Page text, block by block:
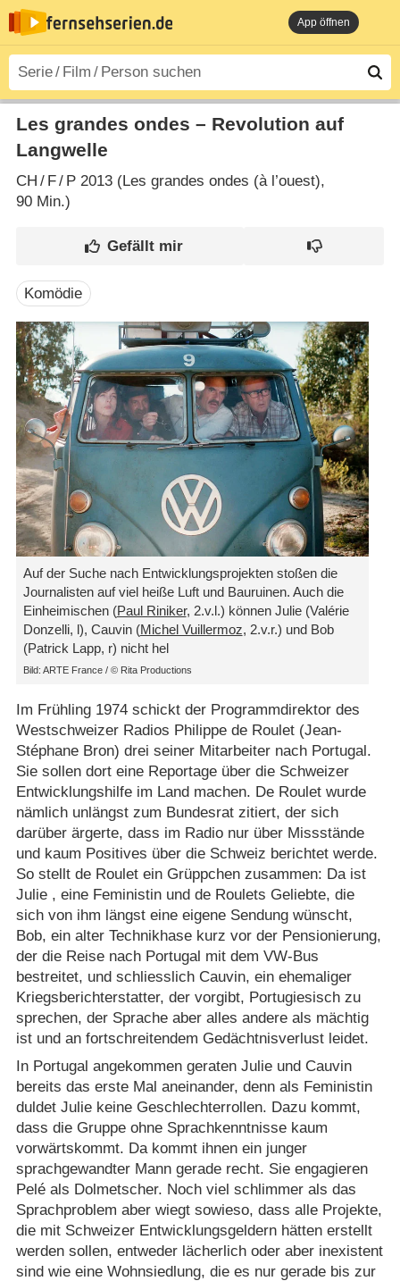
App öffnen
Les grandes ondes – Revolution auf
Langwelle
CH / F/ P2013 (Les grandes ondes (à l’ouest)‎,
90 Min.)
Komödie
Auf der Suche nach Entwicklungsprojekten stoßen die
Journalisten auf viel heiße Luft und Bauruinen. Auch die
Einheimischen (Paul Riniker, 2.v.l.) können Julie (Valérie
Donzelli, l), Cauvin (Michel Vuillermoz, 2.v.r.) und Bob
(Patrick Lapp, r) nicht hel
Bild: ARTE France /​ © Rita Productions
Im Frühling 1974 schickt der Programmdirektor des
Westschweizer Radios Philippe de Roulet (Jean-
Stéphane Bron) drei seiner Mitarbeiter nach Portugal.
Sie sollen dort eine Reportage über die Schweizer
Entwicklungshilfe im Land machen. De Roulet wurde
nämlich unlängst zum Bundesrat zitiert, der sich
darüber ärgerte, dass im Radio nur über Missstände
und kaum Positives über die Schweiz berichtet werde.
So stellt de Roulet ein Grüppchen zusammen: Da ist
Julie , eine Feministin und de Roulets Geliebte, die
sich von ihm längst eine eigene Sendung wünscht,
Bob, ein alter Technikhase kurz vor der Pensionierung,
der die Reise nach Portugal mit dem VW-Bus
bestreitet, und schliesslich Cauvin, ein ehemaliger
Kriegsberichterstatter, der vorgibt, Portugiesisch zu
sprechen, der Sprache aber alles andere als mächtig
ist und an fortschreitendem Gedächtnisverlust leidet.
In Portugal angekommen geraten Julie und Cauvin
bereits das erste Mal aneinander, denn als Feministin
duldet Julie keine Geschlechterrollen. Dazu kommt,
dass die Gruppe ohne Sprachkenntnisse kaum
vorwärtskommt. Da kommt ihnen ein junger
sprachgewandter Mann gerade recht. Sie engagieren
Pelé als Dolmetscher. Noch viel schlimmer als das
Sprachproblem aber wiegt sowieso, dass alle Projekte,
die mit Schweizer Entwicklungsgeldern hätten erstellt
werden sollen, entweder lächerlich oder aber inexistent
sind wie eine Wohnsiedlung, die es nur gerade bis zur